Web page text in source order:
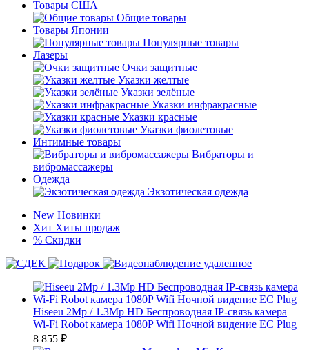
Товары США
Общие товары
Товары Японии
Популярные товары
Лазеры
Очки защитные
Указки желтые
Указки зелёные
Указки инфракрасные
Указки красные
Указки фиолетовые
Интимные товары
Вибраторы и
вибромассажеры
Одежда
Экзотическая одежда
New Новинки
Хит Хиты продаж
% Скидки
Hiseeu 2Mp / 1.3Mp HD Беспроводная IP-связь камера
Wi-Fi Robot камера 1080P Wifi Ночной видение ЕС Plug
8 855 ₽